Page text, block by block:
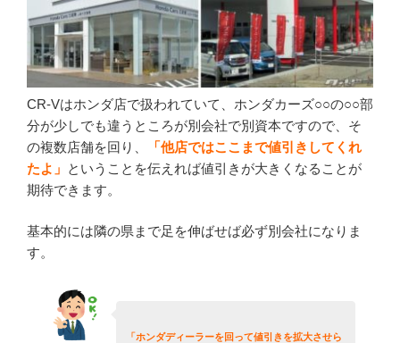
CR-Vはホンダ店で扱われていて、ホンダカーズ○○の○○部
分が少しでも違うところが別会社で別資本ですので、そ
の複数店舗を回り、
「他店ではここまで値引きしてくれ
たよ」 ということを伝えれば値引きが大きくなることが
期待できます。
基本的には隣の県まで足を伸ばせば必ず別会社になりま
す。
「ホンダディーラーを回って値引きを拡大させら